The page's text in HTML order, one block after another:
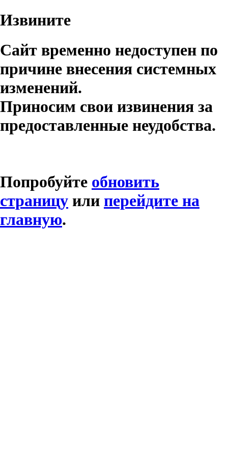
Извините
Сайт временно недоступен по
причине внесения системных
изменений.
Приносим свои извинения за
предоставленные неудобства.
Попробуйте обновить
страницу или перейдите на
главную.